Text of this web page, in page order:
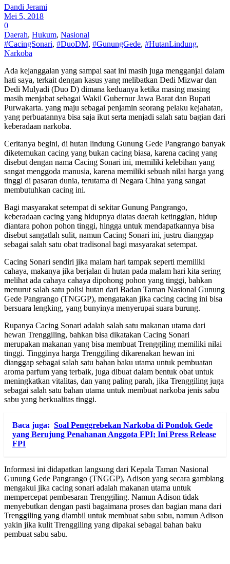
Dandi Jerami
Mei 5, 2018
0
Daerah, Hukum, Nasional
#CacingSonari, #DuoDM, #GunungGede, #HutanLindung,
Narkoba
Ada kejanggalan yang sampai saat ini masih juga mengganjal dalam
hati saya, terkait dengan kasus yang melibatkan Dedi Mizwar dan
Dedi Mulyadi (Duo D) dimana keduanya ketika masing masing
masih menjabat sebagai Wakil Gubernur Jawa Barat dan Bupati
Purwakarta. yang maju sebagai penjamin seorang pelaku kejahatan,
yang perbuatannya bisa saja ikut serta menjadi salah satu bagian dari
keberadaan narkoba.
Ceritanya begini, di hutan lindung Gunung Gede Pangrango banyak
diketemukan cacing yang bukan cacing biasa, karena cacing yang
disebut dengan nama Cacing Sonari ini, memiliki kelebihan yang
sangat menggoda manusia, karena memiliki sebuah nilai harga yang
tinggi di pasaran dunia, terutama di Negara China yang sangat
membutuhkan cacing ini.
Bagi masyarakat setempat di sekitar Gunung Pangrango,
keberadaan cacing yang hidupnya diatas daerah ketinggian, hidup
diantara pohon pohon tinggi, hingga untuk mendapatkannya bisa
disebut sangatlah sulit, namun Cacing Sonari ini, justru dianggap
sebagai salah satu obat tradisonal bagi masyarakat setempat.
Cacing Sonari sendiri jika malam hari tampak seperti memiliki
cahaya, makanya jika berjalan di hutan pada malam hari kita sering
melihat ada cahaya cahaya dipohong pohon yang tinggi, bahkan
menurut salah satu polisi hutan dari Badan Taman Nasional Gunung
Gede Pangrango (TNGGP), mengatakan jika cacing cacing ini bisa
bersuara lengking, yang bunyinya menyerupai suara burung.
Rupanya Cacing Sonari adalah salah satu makanan utama dari
hewan Trenggiling, bahkan bisa dikatakan Cacing Sonari
merupakan makanan yang bisa membuat Trenggiling memiliki nilai
tinggi. Tingginya harga Trenggiling dikarenakan hewan ini
dianggap sebagai salah satu bahan baku utama untuk pembuatan
aroma parfum yang terbaik, juga dibuat dalam bentuk obat untuk
meningkatkan vitalitas, dan yang paling parah, jika Trenggiling juga
sebagai salah satu bahan utama untuk membuat narkoba jenis sabu
sabu yang berkualitas tinggi.
Baca juga: Soal Penggrebekan Narkoba di Pondok Gede
yang Berujung Penahanan Anggota FPI; Ini Press Release
FPI
Informasi ini didapatkan langsung dari Kepala Taman Nasional
Gunung Gede Pangrango (TNGGP), Adison yang secara gamblang
mengakui jika cacing sonari adalah makanan utama untuk
mempercepat pembesaran Trenggiling. Namun Adison tidak
menyebutkan dengan pasti bagaimana proses dan bagian mana dari
Trenggiling yang diambil untuk membuat sabu sabu, namun Adison
yakin jika kulit Trenggiling yang dipakai sebagai bahan baku
pembuat sabu sabu.